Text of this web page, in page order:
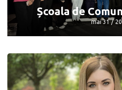
Școala de
mai 31 /
Școala de